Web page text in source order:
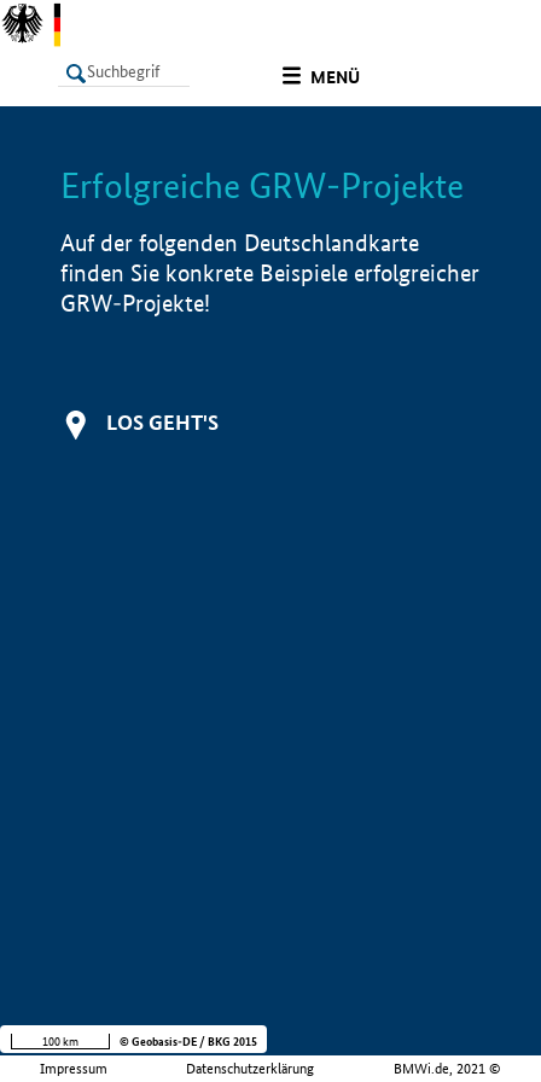
MENÜ
LISTE Info
Erfolgreiche GRW-Projekte
Auf der folgenden Deutschlandkarte
finden Sie konkrete Beispiele erfolgreicher
GRW-Projekte!
LOS GEHT'S
Impressum Datenschutzerklärung BMWi.de, 2021 ©
100 km © Geobasis-DE / BKG 2015